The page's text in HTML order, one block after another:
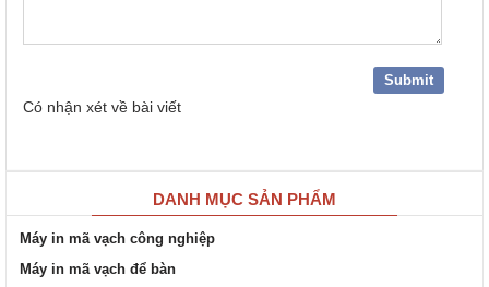
Có nhận xét về bài viết
DANH MỤC SẢN PHẨM
Máy in mã vạch công nghiệp
Máy in mã vạch để bàn